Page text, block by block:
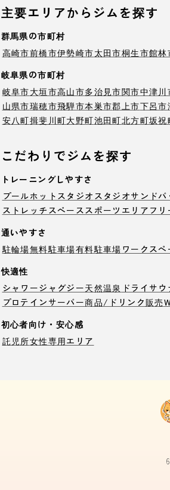
主要エリアからジムを探す
群馬県の市町村
高崎市前橋市伊勢崎市太田市桐生市館林
岐阜県の市町村
岐阜市大垣市高山市多治見市関市中津川
山県市瑞穂市飛騨市本巣市郡上市下呂市
安八町揖斐川町大野町池田町北方町坂祝
こだわりでジムを探す
トレーニングしやすさ
プールホットスタジオ スタジオサンドバ
ストレッチスペーススポーツエリア フ
通いやすさ
駐輪場無料駐車場有料駐車場 ワークスペ
快適性
シャワージャグジー天然温泉 ドライサウ
プロテインサーバー商品/ドリンク販売
初心者向け・安心感
託児所女性専用エリア